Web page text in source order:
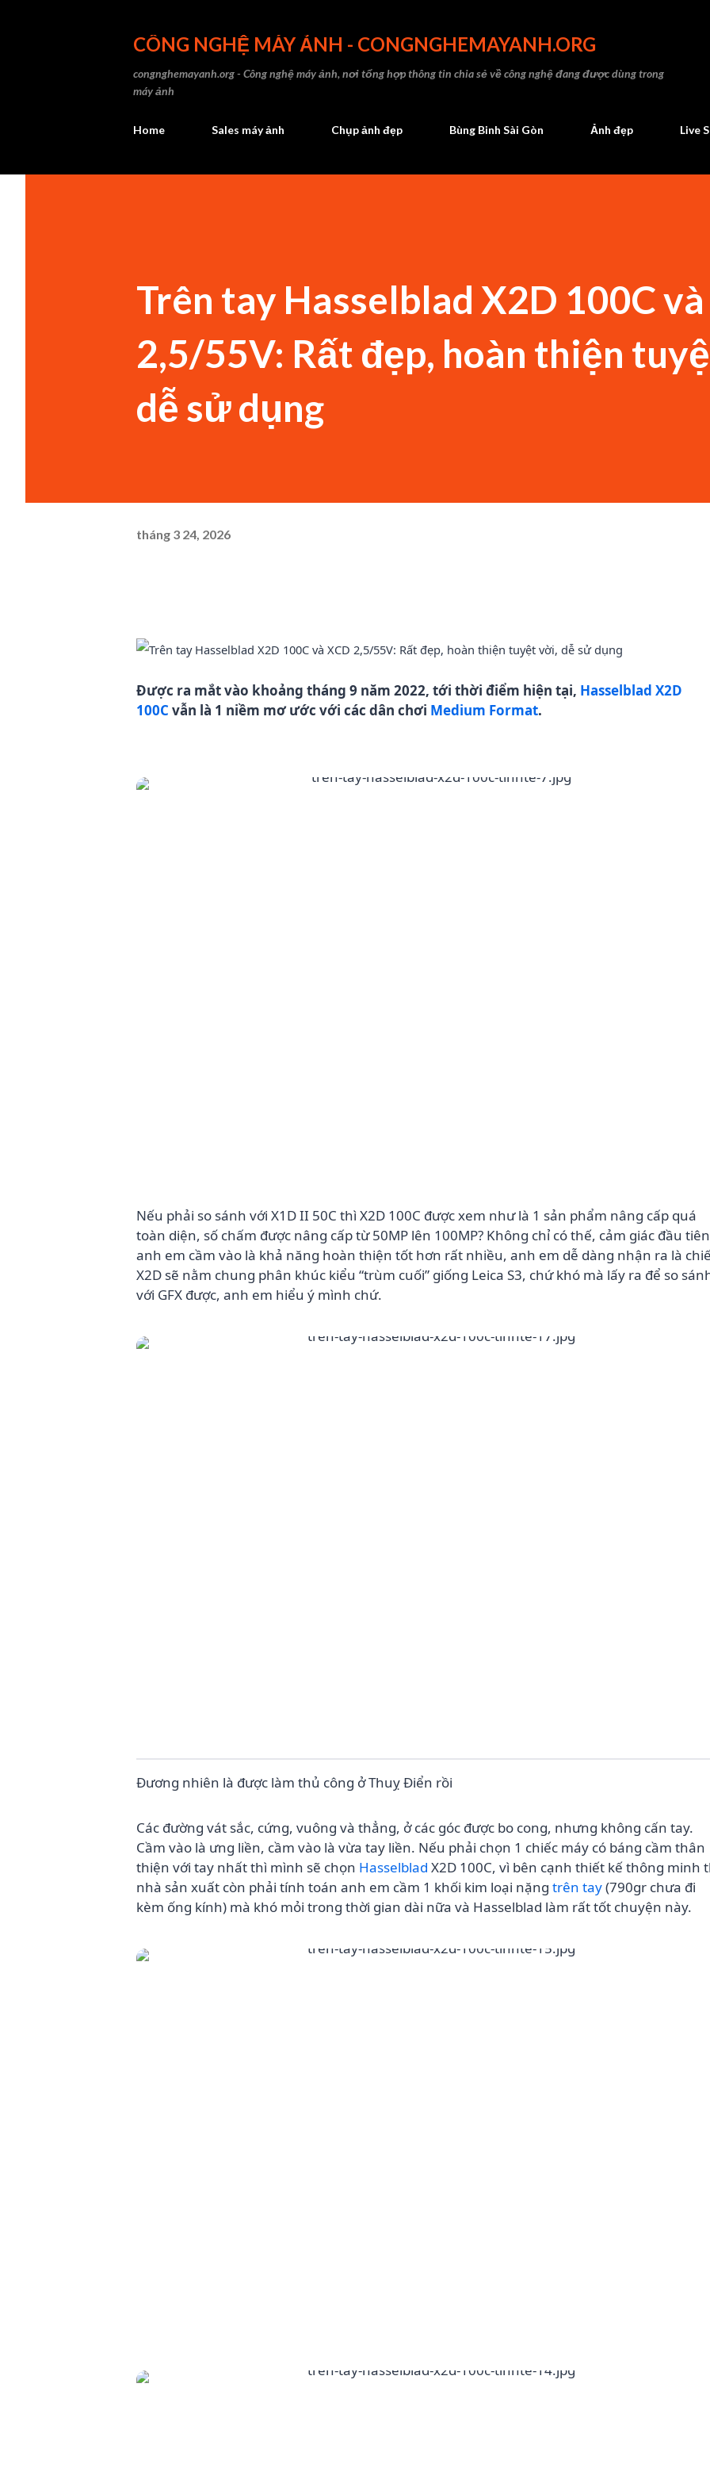
CÔNG NGHỆ MÁY ẢNH - CONGNGHEMAYANH.ORG
congnghemayanh.org - Công nghệ máy ảnh, nơi tổng hợp thông tin chia sẻ về công nghệ đang được dùng trong
máy ảnh
Home Sales máy ảnh Chụp ảnh đẹp Bùng Binh Sài Gòn Ảnh đẹp Live
Trên tay Hasselblad X2D 100C
2,5/55V: Rất đẹp, hoàn thiện
dễ sử dụng
tháng 3 24, 2026
Được ra mắt vào khoảng tháng 9 năm 2022, tới thời điểm hiện tại, Hasselblad X2D
100C vẫn là 1 niềm mơ ước với các dân chơi Medium Format.
Nếu phải so sánh với X1D II 50C thì X2D 100C được xem như là 1 sản phẩm nâng cấp quá
toàn diện, số chấm được nâng cấp từ 50MP lên 100MP? Không chỉ có thế, cảm giác đầu tiên
anh em cầm vào là khả năng hoàn thiện tốt hơn rất nhiều, anh em dễ dàng nhận ra là
X2D sẽ nằm chung phân khúc kiểu “trùm cuối” giống Leica S3, chứ khó mà lấy ra để so
với GFX được, anh em hiểu ý mình chứ.
Đương nhiên là được làm thủ công ở Thuỵ Điển rồi
Các đường vát sắc, cứng, vuông và thẳng, ở các góc được bo cong, nhưng không cấn tay.
Cầm vào là ưng liền, cầm vào là vừa tay liền. Nếu phải chọn 1 chiếc máy có báng cầm thân
thiện với tay nhất thì mình sẽ chọn Hasselblad X2D 100C, vì bên cạnh thiết kế thông minh
nhà sản xuất còn phải tính toán anh em cầm 1 khối kim loại nặng trên tay(790gr chưa đi
kèm ống kính) mà khó mỏi trong thời gian dài nữa và Hasselblad làm rất tốt chuyện này.